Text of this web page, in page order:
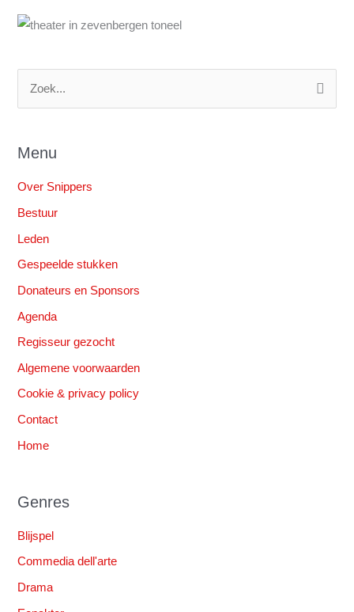
k
n
a
Menu
Over Snippers
Bestuur
Leden
Gespeelde stukken
Donateurs en Sponsors
Agenda
Regisseur gezocht
Algemene voorwaarden
Cookie & privacy policy
Contact
Home
Genres
Blijspel
Commedia dell'arte
Drama